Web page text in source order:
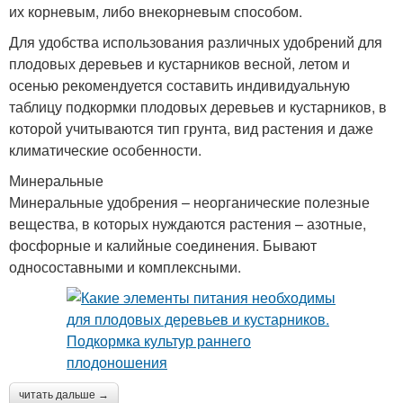
их корневым, либо внекорневым способом.
Для удобства использования различных удобрений для
плодовых деревьев и кустарников весной, летом и
осенью рекомендуется составить индивидуальную
таблицу подкормки плодовых деревьев и кустарников, в
которой учитываются тип грунта, вид растения и даже
климатические особенности.
Минеральные
Минеральные удобрения – неорганические полезные
вещества, в которых нуждаются растения – азотные,
фосфорные и калийные соединения. Бывают
односоставными и комплексными.
читать дальше →